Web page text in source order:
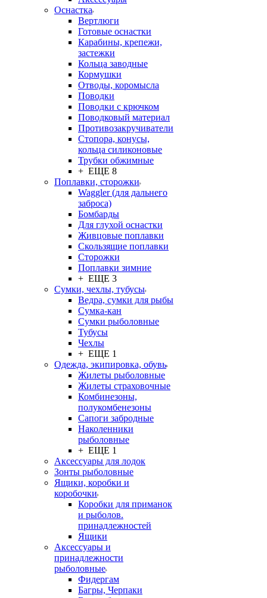
Оснастка
Вертлюги
Готовые оснастки
Карабины, крепежи,
застежки
Кольца заводные
Кормушки
Отводы, коромысла
Поводки
Поводки с крючком
Поводковый материал
Противозакручиватели
Стопора, конусы,
кольца силиконовые
Трубки обжимные
+ ЕЩЕ 8
Поплавки, сторожки
Waggler (для дальнего
заброса)
Бомбарды
Для глухой оснастки
Живцовые поплавки
Скользящие поплавки
Сторожки
Поплавки зимние
+ ЕЩЕ 3
Сумки, чехлы, тубусы
Ведра, сумки для рыбы
Сумка-кан
Сумки рыболовные
Тубусы
Чехлы
+ ЕЩЕ 1
Одежда, экипировка, обувь
Жилеты рыболовные
Жилеты страховочные
Комбинезоны,
полукомбенезоны
Сапоги забродные
Наколенники
рыболовные
+ ЕЩЕ 1
Аксессуары для лодок
Зонты рыболовные
Ящики, коробки и
коробочки
Коробки для приманок
и рыболов.
принадлежностей
Ящики
Аксессуары и
принадлежности
рыболовные
Фидергам
Багры, Черпаки